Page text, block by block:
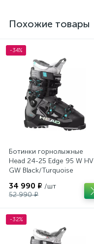
Похожие товары
-34%
Ботинки горнолыжные
Head 24-25 Edge 95 W HV
GW Black/Turquoise
34 990 ₽ /шт
52 990 ₽
-32%